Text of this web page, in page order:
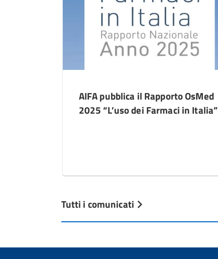
AIFA pubblica il Rapporto OsMed
2025 “L’uso dei Farmaci in Italia”
Tutti i comunicati